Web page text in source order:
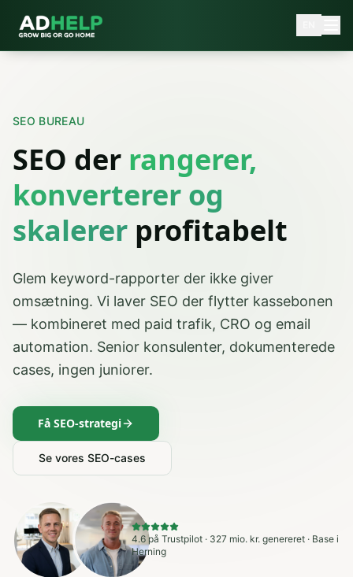
SEO BUREAU
SEO der rangerer,
konverterer og
skalerer profitabelt
Glem keyword-rapporter der ikke giver
omsætning. Vi laver SEO der flytter kassebonen
— kombineret med paid trafik, CRO og email
automation. Senior konsulenter, dokumenterede
cases, ingen juniorer.
Få SEO-strategi
Se vores SEO-cases
4.6 på Trustpilot · 327 mio. kr. genereret · Base i
Herning